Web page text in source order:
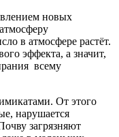
новых
в атмосфере растёт.
эффекта, а значит,
всему
От этого
нарушается
загрязняют